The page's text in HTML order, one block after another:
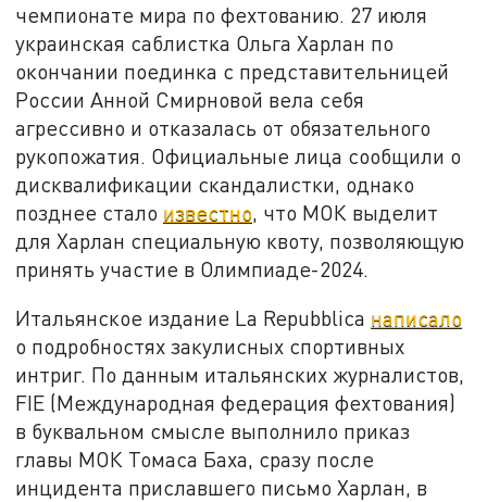
чемпионате мира по фехтованию. 27 июля
украинская саблистка Ольга Харлан по
окончании поединка с представительницей
России Анной Смирновой вела себя
агрессивно и отказалась от обязательного
рукопожатия. Официальные лица сообщили о
дисквалификации скандалистки, однако
позднее стало известно, что МОК выделит
для Харлан специальную квоту, позволяющую
принять участие в Олимпиаде-2024.
Итальянское издание La Repubblica написало
о подробностях закулисных спортивных
интриг. По данным итальянских журналистов,
FIE (Международная федерация фехтования)
в буквальном смысле выполнило приказ
главы МОК Томаса Баха, сразу после
инцидента приславшего письмо Харлан, в